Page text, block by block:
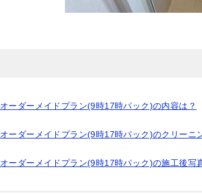
オーダーメイドプラン(9時17時パック)の内容は？
オーダーメイドプラン(9時17時パック)のクリーニ
オーダーメイドプラン(9時17時パック)の施工後写